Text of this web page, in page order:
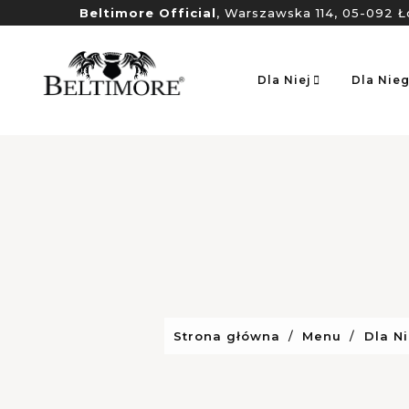
Beltimore Official, Warszawska 114, 05-092
Dla Niej Dla
Strona główna Menu Dla